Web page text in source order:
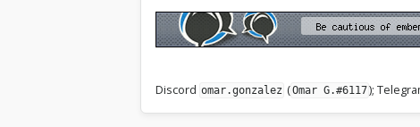
Discord omar.gonzalez (Omar G.#6117);